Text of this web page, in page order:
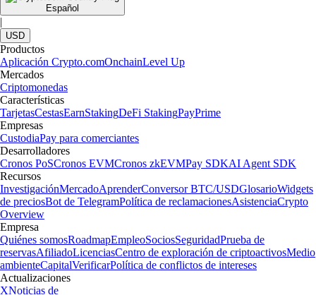
Español
|
USD
Productos
Aplicación Crypto.comOnchainLevel Up
Mercados
Criptomonedas
Características
TarjetasCestasEarnStakingDeFi StakingPayPrime
Empresas
CustodiaPay para comerciantes
Desarrolladores
Cronos PoSCronos EVMCronos zkEVMPay SDKAI Agent SDK
Recursos
InvestigaciónMercadoAprenderConversor BTC/USDGlosarioWidgets
de preciosBot de TelegramPolítica de reclamacionesAsistenciaCrypto
Overview
Empresa
Quiénes somosRoadmapEmpleoSociosSeguridadPrueba de
reservasAfiliadoLicenciasCentro de exploración de criptoactivosMedio
ambienteCapitalVerificarPolítica de conflictos de intereses
Actualizaciones
XNoticias de